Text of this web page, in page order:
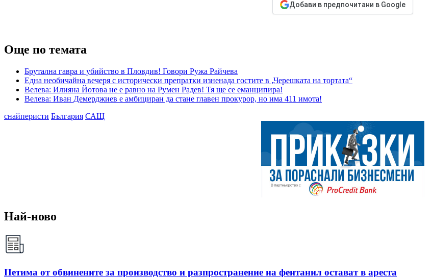
Добави в предпочитани в Google
Още по темата
Брутална гавра и убийство в Пловдив! Говори Ружа Райчева
Една необичайна вечеря с исторически препратки изненада гостите в „Черешката на тортата“
Велева: Илияна Йотова не е равно на Румен Радев! Тя ще се еманципира!
Велева: Иван Демерджиев е амбициран да стане главен прокурор, но има 411 имота!
снайперисти България САЩ
Най-ново
Петима от обвинените за производство и разпространение на фентанил остават в ареста